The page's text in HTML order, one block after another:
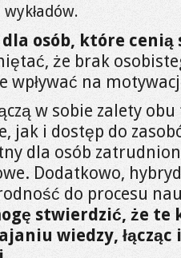
osób, które cenią
że brak
wpływać na
w sobie zalety
jak i dostęp do
dla osób
Dodatkowo,
do procesu
stwierdzić, że te
wiedzy,